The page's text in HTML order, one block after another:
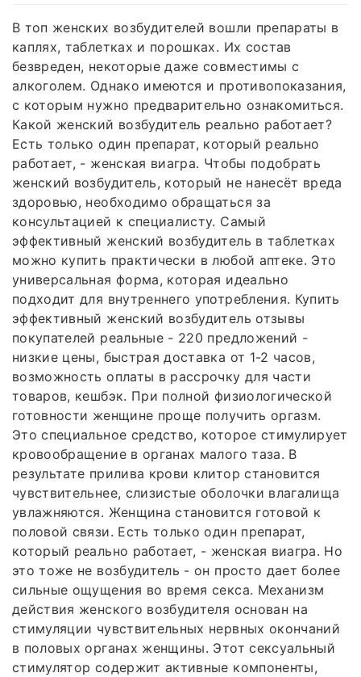
В топ женских возбудителей вошли препараты в
каплях, таблетках и порошках. Их состав
безвреден, некоторые даже совместимы с
алкоголем. Однако имеются и противопоказания,
с которым нужно предварительно ознакомиться.
Какой женский возбудитель реально работает?
Есть только один препарат, который реально
работает, - женская виагра. Чтобы подобрать
женский возбудитель, который не нанесёт вреда
здоровью, необходимо обращаться за
консультацией к специалисту. Самый
эффективный женский возбудитель в таблетках
можно купить практически в любой аптеке. Это
универсальная форма, которая идеально
подходит для внутреннего употребления. Купить
эффективный женский возбудитель отзывы
покупателей реальные - 220 предложений -
низкие цены, быстрая доставка от 1-2 часов,
возможность оплаты в рассрочку для части
товаров, кешбэк. При полной физиологической
готовности женщине проще получить оргазм.
Это специальное средство, которое стимулирует
кровообращение в органах малого таза. В
результате прилива крови клитор становится
чувствительнее, слизистые оболочки влагалища
увлажняются. Женщина становится готовой к
половой связи. Есть только один препарат,
который реально работает, - женская виагра. Но
это тоже не возбудитель - он просто дает более
сильные ощущения во время секса. Механизм
действия женского возбудителя основан на
стимуляции чувствительных нервных окончаний
в половых органах женщины. Этот сексуальный
стимулятор содержит активные компоненты,